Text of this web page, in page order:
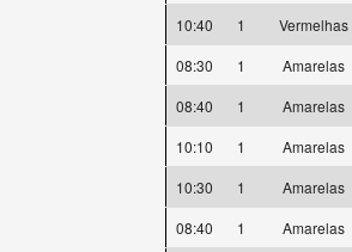
10:40
1 Vermelhas
08:30
1 Amarelas
08:40
1 Amarelas
10:10
1 Amarelas
10:30
1 Amarelas
08:40
1 Amarelas